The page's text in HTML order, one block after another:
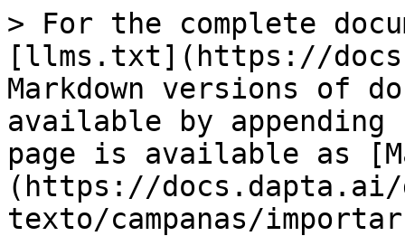
> For the complete
[llms.txt](https://
Markdown versions of
available by
page is available as
(https://docs.dapta.ai/
texto/campanas/